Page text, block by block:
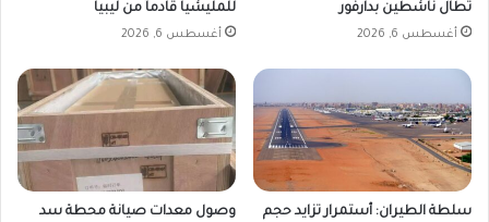
تطال ناشطين بدارفور
أغسطس 6, 2026
للمليشيا قادماً من ليبيا
أغسطس 6, 2026
سلطة الطيران: أستمرار تزايد حجم
وصول معدات صيانة محطة سد